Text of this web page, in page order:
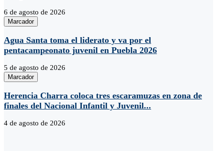
6 de agosto de 2026
Marcador
Agua Santa toma el liderato y va por el
pentacampeonato juvenil en Puebla 2026
5 de agosto de 2026
Marcador
Herencia Charra coloca tres escaramuzas en zona de
finales del Nacional Infantil y Juvenil...
4 de agosto de 2026